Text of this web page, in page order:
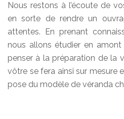
Nous restons à l’écoute de
en sorte de rendre un
attentes. En prenant
nous allons étudier en
penser à la préparation de la
vôtre se fera ainsi sur mesure
pose du modèle de véranda